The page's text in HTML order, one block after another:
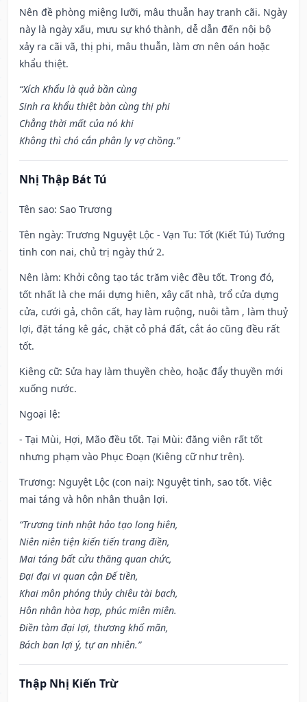
Nên đề phòng miệng lưỡi, mâu thuẫn hay tranh cãi. Ngày
này là ngày xấu, mưu sự khó thành, dễ dẫn đến nội bộ
xảy ra cãi vã, thị phi, mâu thuẫn, làm ơn nên oán hoặc
khẩu thiệt.
“Xích Khẩu là quả bần cùng
Sinh ra khẩu thiệt bàn cùng thị phi
Chẳng thời mất của nó khi
Không thì chó cắn phân ly vợ chồng.”
Nhị Thập Bát Tú
Tên sao: Sao Trương
Tên ngày: Trương Nguyệt Lộc - Vạn Tu: Tốt (Kiết Tú) Tướng
tinh con nai, chủ trị ngày thứ 2.
Nên làm: Khởi công tạo tác trăm việc đều tốt. Trong đó,
tốt nhất là che mái dựng hiên, xây cất nhà, trổ cửa dựng
cửa, cưới gả, chôn cất, hay làm ruộng, nuôi tằm , làm thuỷ
lợi, đặt táng kê gác, chặt cỏ phá đất, cắt áo cũng đều rất
tốt.
Kiêng cữ: Sửa hay làm thuyền chèo, hoặc đẩy thuyền mới
xuống nước.
Ngoại lệ:
- Tại Mùi, Hợi, Mão đều tốt. Tại Mùi: đăng viên rất tốt
nhưng phạm vào Phục Đoạn (Kiêng cữ như trên).
Trương: Nguyệt Lộc (con nai): Nguyệt tinh, sao tốt. Việc
mai táng và hôn nhân thuận lợi.
“Trương tinh nhật hảo tạo long hiên,
Niên niên tiện kiến tiến trang điền,
Mai táng bất cửu thăng quan chức,
Đại đại vi quan cận Đế tiền,
Khai môn phóng thủy chiêu tài bạch,
Hôn nhân hòa hợp, phúc miên miên.
Điền tàm đại lợi, thương khố mãn,
Bách ban lợi ý, tự an nhiên.”
Thập Nhị Kiến Trừ